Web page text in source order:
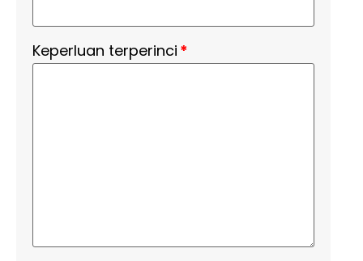
Keperluan terperinci *